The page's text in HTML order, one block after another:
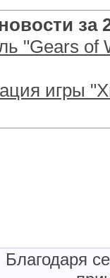
за
"Gears of
игры
Благодаря